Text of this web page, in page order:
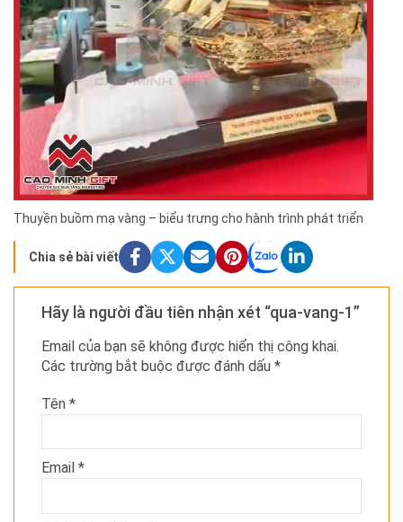
Thuyền buồm mạ vàng – biểu trưng cho hành trình phát triển
Chia sẻ bài viết
Hãy là người đầu tiên nhận xét “qua-vang-1”
Email của bạn sẽ không được hiển thị công khai.
Các trường bắt buộc được đánh dấu *
Tên *
Email *